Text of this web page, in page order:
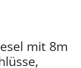
mit 8m